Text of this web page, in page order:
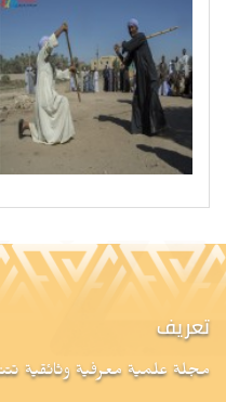
تعريف
مجلة علمية معرفية وثائقية